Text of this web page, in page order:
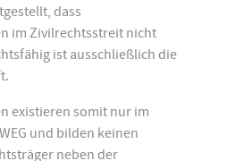
dass
im Zivilrechtsstreit nicht
ist ausschließlich die
existieren somit nur im
und bilden keinen
neben der